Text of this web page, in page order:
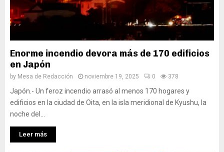
Enorme incendio devora más de 170 edificios
en Japón
by Mesa de Redacción noviembre 19, 2025 0 378
Japón.- Un feroz incendio arrasó al menos 170 hogares y
edificios en la ciudad de Oita, en la isla meridional de Kyushu, la
noche del...
Leer más